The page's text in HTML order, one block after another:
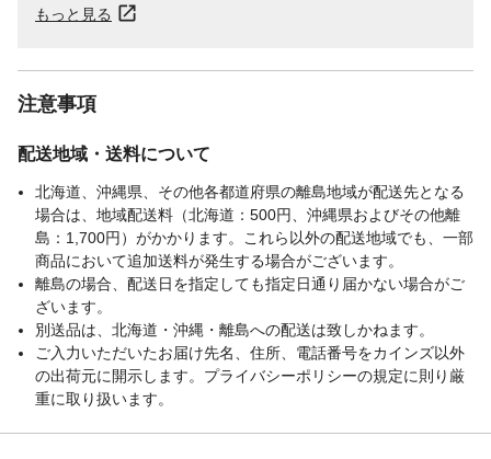
もっと見る
注意事項
配送地域・送料について
北海道、沖縄県、その他各都道府県の離島地域が配送先となる
場合は、地域配送料（北海道：500円、沖縄県およびその他離
島：1,700円）がかかります。これら以外の配送地域でも、一部
商品において追加送料が発生する場合がございます。
離島の場合、配送日を指定しても指定日通り届かない場合がご
ざいます。
別送品は、北海道・沖縄・離島への配送は致しかねます。
ご入力いただいたお届け先名、住所、電話番号をカインズ以外
の出荷元に開示します。プライバシーポリシーの規定に則り厳
重に取り扱います。